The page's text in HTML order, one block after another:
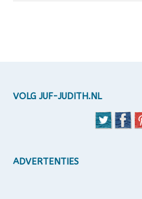
VOLG JUF-JUDITH.NL
ADVERTENTIES